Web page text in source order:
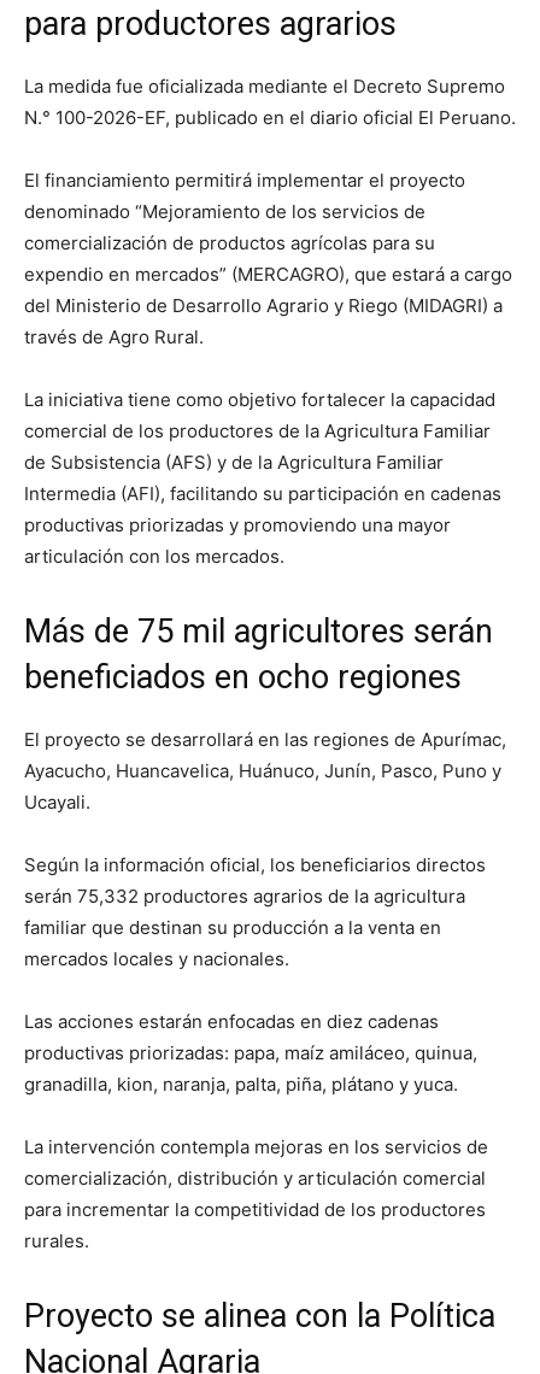
para productores agrarios
La medida fue oficializada mediante el Decreto Supremo
N.° 100-2026-EF, publicado en el diario oficial El Peruano.
El financiamiento permitirá implementar el proyecto
denominado “Mejoramiento de los servicios de
comercialización de productos agrícolas para su
expendio en mercados” (MERCAGRO), que estará a cargo
del Ministerio de Desarrollo Agrario y Riego (MIDAGRI) a
través de Agro Rural.
La iniciativa tiene como objetivo fortalecer la capacidad
comercial de los productores de la Agricultura Familiar
de Subsistencia (AFS) y de la Agricultura Familiar
Intermedia (AFI), facilitando su participación en cadenas
productivas priorizadas y promoviendo una mayor
articulación con los mercados.
Más de 75 mil agricultores serán
beneficiados en ocho regiones
El proyecto se desarrollará en las regiones de Apurímac,
Ayacucho, Huancavelica, Huánuco, Junín, Pasco, Puno y
Ucayali.
Según la información oficial, los beneficiarios directos
serán 75,332 productores agrarios de la agricultura
familiar que destinan su producción a la venta en
mercados locales y nacionales.
Las acciones estarán enfocadas en diez cadenas
productivas priorizadas: papa, maíz amiláceo, quinua,
granadilla, kion, naranja, palta, piña, plátano y yuca.
La intervención contempla mejoras en los servicios de
comercialización, distribución y articulación comercial
para incrementar la competitividad de los productores
rurales.
Proyecto se alinea con la Política
Nacional Agraria